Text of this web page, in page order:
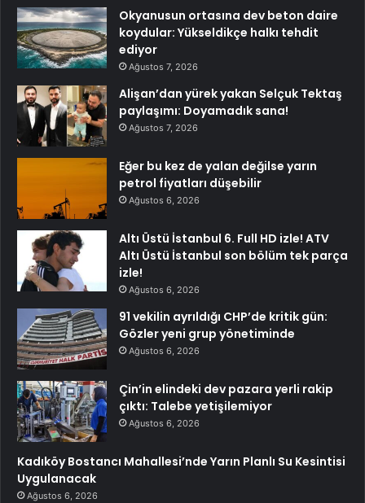
Okyanusun ortasına dev beton daire
koydular: Yükseldikçe halkı tehdit
ediyor
Ağustos 7, 2026
Alişan’dan yürek yakan Selçuk Tektaş
paylaşımı: Doyamadık sana!
Ağustos 7, 2026
Eğer bu kez de yalan değilse yarın
petrol fiyatları düşebilir
Ağustos 6, 2026
Altı Üstü İstanbul 6. Full HD izle! ATV
Altı Üstü İstanbul son bölüm tek parça
izle!
Ağustos 6, 2026
91 vekilin ayrıldığı CHP’de kritik gün:
Gözler yeni grup yönetiminde
Ağustos 6, 2026
Çin’in elindeki dev pazara yerli rakip
çıktı: Talebe yetişilemiyor
Ağustos 6, 2026
Kadıköy Bostancı Mahallesi’nde Yarın Planlı Su Kesintisi
Uygulanacak
Ağustos 6, 2026